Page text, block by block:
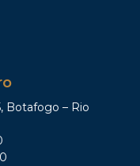
Botafogo – Rio